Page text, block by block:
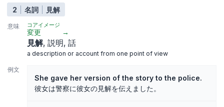
2 名詞 見解
意味 コアイメージ
変更 →
見解 説明 話
a description or account from one point of view
例文
She gave her version of the story to the police.
彼女は警察に彼女の見解を伝えました。